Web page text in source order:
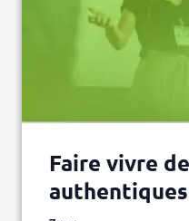
Faire vivre
authentiques